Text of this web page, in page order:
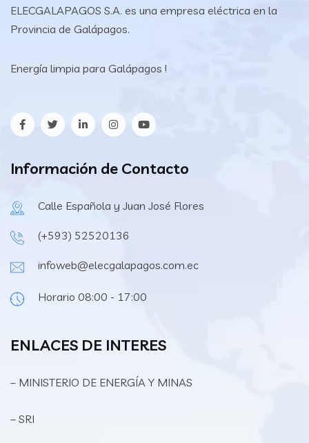
ELECGALAPAGOS S.A. es una empresa eléctrica en la
Provincia de Galápagos.
Energía limpia para Galápagos !
Información de Contacto
Calle Española y Juan José Flores
(+593) 52520136
infoweb@elecgalapagos.com.ec
Horario 08:00 - 17:00
ENLACES DE INTERES
– MINISTERIO DE ENERGÍA Y MINAS
– SRI